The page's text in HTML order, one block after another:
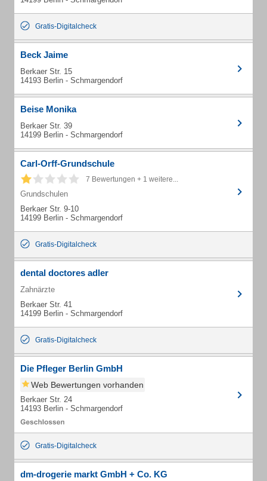
Gratis-Digitalcheck
Beck Jaime
Berkaer Str. 15
14193 Berlin - Schmargendorf
Beise Monika
Berkaer Str. 39
14199 Berlin - Schmargendorf
Carl-Orff-Grundschule
7 Bewertungen + 1 weitere...
Grundschulen
Berkaer Str. 9-10
14199 Berlin - Schmargendorf
Gratis-Digitalcheck
dental doctores adler
Zahnärzte
Berkaer Str. 41
14199 Berlin - Schmargendorf
Gratis-Digitalcheck
Die Pfleger Berlin GmbH
Web Bewertungen vorhanden
Berkaer Str. 24
14193 Berlin - Schmargendorf
Gratis-Digitalcheck
dm-drogerie markt GmbH + Co. KG